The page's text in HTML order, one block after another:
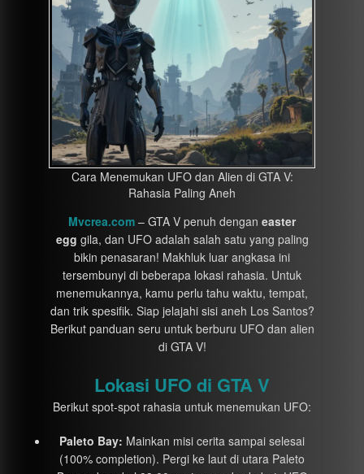
Cara Menemukan UFO dan Alien di GTA V:
Rahasia Paling Aneh
Mvcrea.com – GTA V penuh dengan easter
egg gila, dan UFO adalah salah satu yang paling
bikin penasaran! Makhluk luar angkasa ini
tersembunyi di beberapa lokasi rahasia. Untuk
menemukannya, kamu perlu tahu waktu, tempat,
dan trik spesifik. Siap jelajahi sisi aneh Los Santos?
Berikut panduan seru untuk berburu UFO dan alien
di GTA V!
Lokasi UFO di GTA V
Berikut spot-spot rahasia untuk menemukan UFO:
Paleto Bay: Mainkan misi cerita sampai selesai
(100% completion). Pergi ke laut di utara Paleto